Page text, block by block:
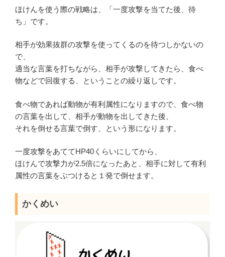
ほけんを使う際の戦略は、「一度攻撃を当てた後、待
ち」です。
相手が効果抜群の攻撃を使ってくるのを待つしかないの
で、
適当な言葉を打ちながら、相手が攻撃してきたら、食べ
物などで回復する、ということの繰り返しです。
食べ物であれば動物が有利属性になりますので、食べ物
の言葉を出して、相手が動物を出してきた後、
それを倒せる言葉で倒す、という形になります。
一度攻撃をあててHP40くらいにしてから、
ほけんで攻撃力が2.5倍になったあと、相手に対して有利
属性の言葉をぶつけると１発で倒せます。
かくめい